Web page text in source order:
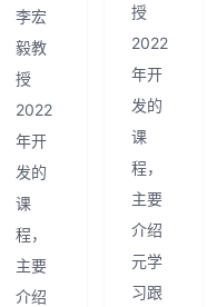
李宏
毅教
授
2022
年开
发的
课
程，
主要
介绍
授
2022
年开
发的
课
程，
主要
介绍
元学
习跟